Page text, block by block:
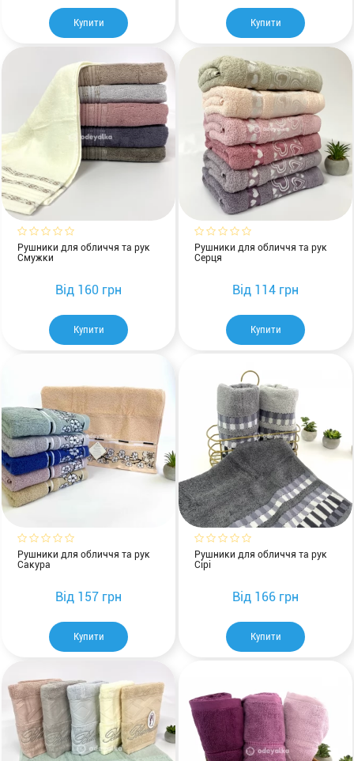
Купити Купити
Рушники для обличчя та рук
Смужки
Купити
Від 160 грн
Рушники для обличчя та рук
Серця
Купити
Від 114 грн
Рушники для обличчя та рук
Сакура
Купити
Від 157 грн
Рушники для обличчя та рук
Сірі
Купити
Від 166 грн